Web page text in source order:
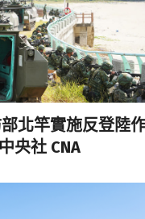
北竿實施反登陸
央社 CNA